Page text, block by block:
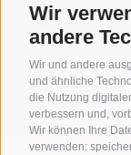
Wir
andere
Wir und andere
und ähnliche
die Nutzung
verbessern und,
Wir können Ihre
verwenden:
Georg Lun
WIFO-
Tel. 0471 945